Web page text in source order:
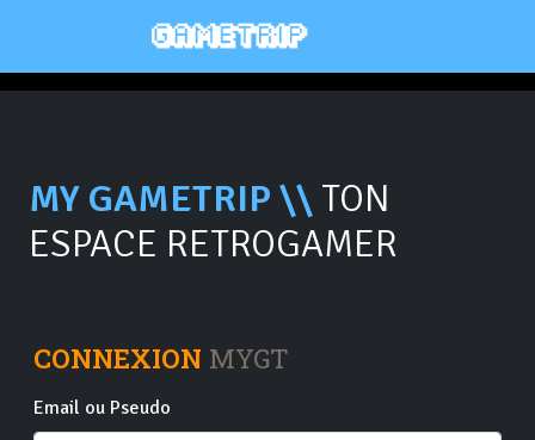
MY GAMETRIP \\ TON
ESPACE RETROGAMER
CONNEXION MYGT
Email ou Pseudo